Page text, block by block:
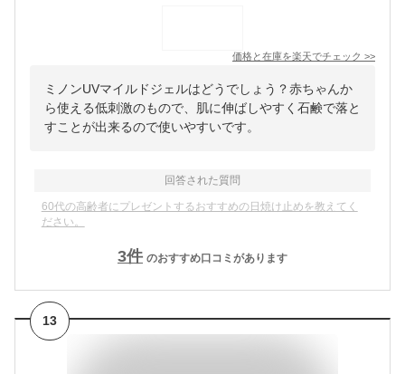
価格と在庫を楽天でチェック >>
ミノンUVマイルドジェルはどうでしょう？赤ちゃんか
ら使える低刺激のもので、肌に伸ばしやすく石鹸で落と
すことが出来るので使いやすいです。
回答された質問
60代の高齢者にプレゼントするおすすめの日焼け止めを教えてく
ださい。
3件 のおすすめ口コミがあります
13